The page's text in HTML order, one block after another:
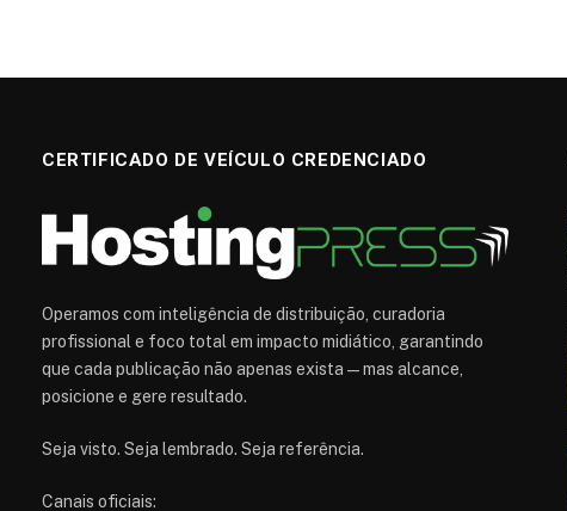
CERTIFICADO DE VEÍCULO CREDENCIADO
Operamos com inteligência de distribuição, curadoria
profissional e foco total em impacto midiático, garantindo
que cada publicação não apenas exista — mas alcance,
posicione e gere resultado.
Seja visto. Seja lembrado. Seja referência.
Canais oficiais: